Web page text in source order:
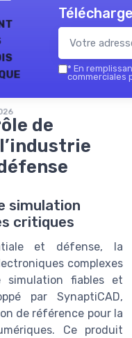
* En
commerciales
de
simulation
critiques
et défense, la
complexes
fiables et
par SynaptiCAD,
de référence pour la
Ce produit